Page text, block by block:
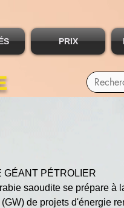
PRIX
GÉANT PÉTROLIER
saoudite se prépare à
de projets d'énergie